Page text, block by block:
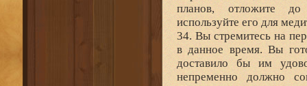
планов, отложите до
используйте его для
34. Вы стремитесь на
в данное время. Вы
доставило бы им
непременно должно